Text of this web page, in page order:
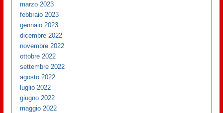
marzo 2023
febbraio 2023
gennaio 2023
dicembre 2022
novembre 2022
ottobre 2022
settembre 2022
agosto 2022
luglio 2022
giugno 2022
maggio 2022